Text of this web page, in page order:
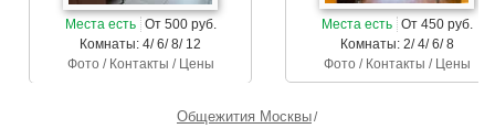
Места есть От 500 руб.
Комнаты: 4/ 6/ 8/ 12
Фото / Контакты / Цены
Места есть От 450 руб.
Комнаты: 2/ 4/ 6/ 8
Фото / Контакты / Цены
Общежития Москвы